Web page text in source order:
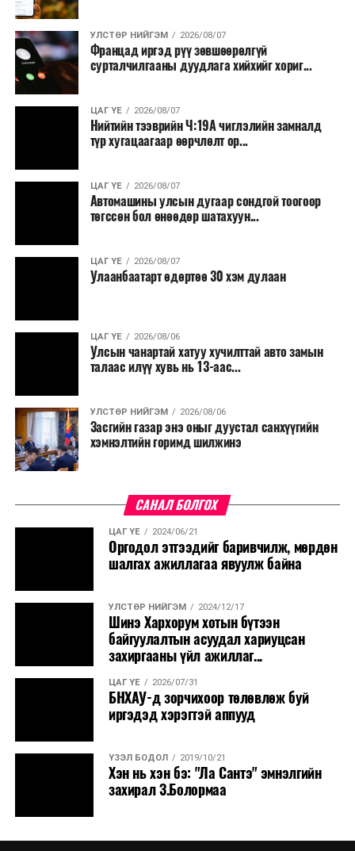
Заавал олгохоос бусад тэтгэмж, урамшуулал.
Санхүүгийн хэмнэлтийн горимыг 2026 оны
арванхоёрдугаар сарын 31 хүртэл мөрдөнө. Харин
эрүүл мэндийн салбар уг хэмнэлтийн горимд
хамрагдахгүй бөгөөд цэцэрлэг, сургуулийн хүүхдийн
эрт илрүүлэг, вакцинжуулалт, томуу, томуу төст
өвчний эсрэг арга хэмжээ зэрэг зайлшгүй
үргэлжилнэ гэж Ерөнхий сайд Н.Учрал онцоллоо.
Мөн бүх шатны төсвийн ерөнхийлөн захирагч нарт
салбар бүрдээ урсгал зардлыг 20 хувиар бууруулах,
нөхөн томилгоо хийхгүй байх, аялал, амралт, зугаалга,
хамт олны урлаг, спортын арга хэмжээг зохион
байгуулахгүй байх, төрийн албанд шинэ орон тоо бий
сургалтыг цахим хэлбэрт шилжүүлэх, төрийн албан
хаагчдыг зарим өдрүүдэд цахимаар ажиллуулах арга
хэмжээг үргэлжлүүлэхийг үүрэг болголоо.
Төсвийн сахилга бат сайжирч, эдийн засгийн нөхцөл
байдал хэвийн болсон тохиолдолд эдгээр
хязгаарлалтыг үе шаттайгаар сулруулах юм.
УЛСТӨР НИЙГЭМ 2026/08/07
Францад иргэд рүү зөвшөөрөлгүй
сурталчилгааны дуудлага хийхийг хориг...
ЦАГ ҮЕ 2026/08/07
Нийтийн тээврийн Ч:19А чиглэлийн замналд
түр хугацаагаар өөрчлөлт ор...
ЦАГ ҮЕ 2026/08/07
Автомашины улсын дугаар сондгой тоогоор
төгссөн бол өнөөдөр шатахуун...
ЦАГ ҮЕ 2026/08/07
Улаанбаатарт өдөртөө 30 хэм дулаан
ЦАГ ҮЕ 2026/08/06
Улсын чанартай хатуу хучилттай авто замын
талаас илүү хувь нь 13-аас...
УЛСТӨР НИЙГЭМ 2026/08/06
Засгийн газар энэ оныг дуустал санхүүгийн
хэмнэлтийн горимд шилжинэ
САНАЛ БОЛГОХ
ЦАГ ҮЕ 2024/06/21
Оргодол этгээдийг баривчилж, мөрдөн
шалгах ажиллагаа явуулж байна
УЛСТӨР НИЙГЭМ 2024/12/17
Шинэ Хархорум хотын бүтээн
байгуулалтын асуудал хариуцсан
захиргааны үйл ажиллаг...
ЦАГ ҮЕ 2026/07/31
БНХАУ-д зорчихоор төлөвлөж буй
иргэдэд хэрэгтэй аппууд
ҮЗЭЛ БОДОЛ 2019/10/21
Хэн нь хэн бэ: "Ла Сантэ" эмнэлгийн
захирал З.Болормаа